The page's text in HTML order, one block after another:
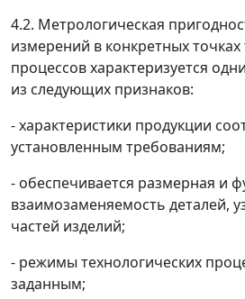
4.2. Метрологическая
измерений в конкретных точках
процессов характеризуется
из следующих признаков:
- характеристики продукции
установленным требованиям;
- обеспечивается размерная и
взаимозаменяемость деталей,
частей изделий;
- режимы технологических
заданным;